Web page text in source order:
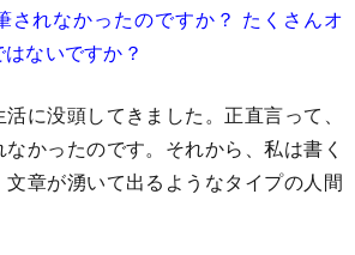
されなかったのですか？ たくさんオ
ないですか？
に没頭してきました。正直言って、
かったのです。それから、私は書く
章が湧いて出るようなタイプの人間